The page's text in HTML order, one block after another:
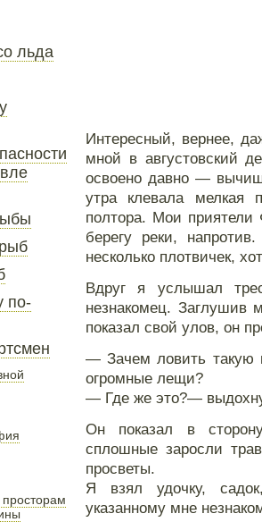
льда
по-
Интересный, вернее,
мной в августовский
освоено давно —
утра клевала
полтора. Мои
берегу реки,
несколько плотвичек,
Вдруг я услышал
незнакомец. Заглушив
показал свой улов, он
— Зачем ловить такую
огромные лещи?
— Где же это?—
Он показал в
сплошные заросли
просветы.
Я взял удочку,
указанному мне